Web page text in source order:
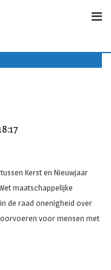
Kerst en Nieuwjaar
maatschappelijke
de raad onenigheid over
voor mensen met